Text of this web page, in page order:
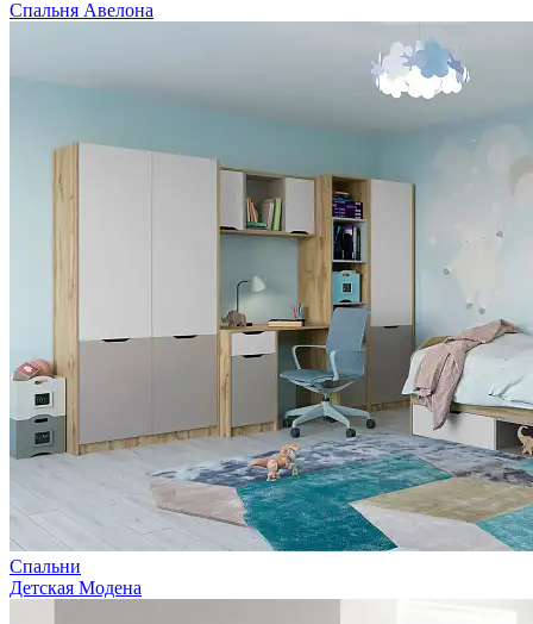
Спальня Авелона
Спальни
Детская Модена